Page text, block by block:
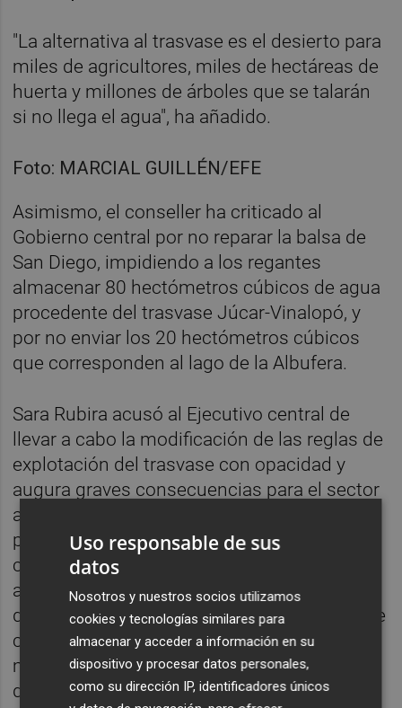
"La alternativa al trasvase es el desierto para
miles de agricultores, miles de hectáreas de
huerta y millones de árboles que se talarán
si no llega el agua", ha añadido.
Foto: MARCIAL GUILLÉN/EFE
Asimismo, el conseller ha criticado al
Gobierno central por no reparar la balsa de
San Diego, impidiendo a los regantes
almacenar 80 hectómetros cúbicos de agua
procedente del trasvase Júcar-Vinalopó, y
por no enviar los 20 hectómetros cúbicos
que corresponden al lago de la Albufera.
Sara Rubira acusó al Ejecutivo central de
llevar a cabo la modificación de las reglas de
explotación del trasvase con opacidad y
augura graves consecuencias para el sector
agrario levantino, y recordó además el
perjuicio que supone el incremento del
caudal ecológico del Tajo, que cifró en torno
a 100 hectómetros cúbicos al año que dejan
de enviarse desde el acueducto debido a ese
caudal que en 2027 alcanzará los 8,65
metros cúbicos por segundo y el fin
definitivo a esta infraestructura.
Uso responsable de sus
datos
Nosotros y nuestros socios utilizamos
cookies y tecnologías similares para
almacenar y acceder a información en su
dispositivo y procesar datos personales,
como su dirección IP, identificadores únicos